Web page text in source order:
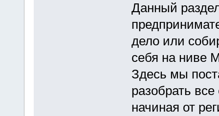
Данный
дело или
себя на ниве
Здесь мы
разобрать
начиная от